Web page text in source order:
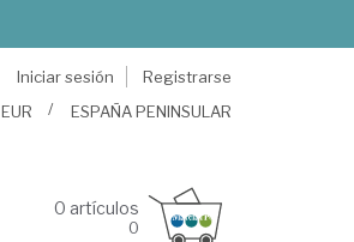
Iniciar sesión
Registrarse
EUR ESPAÑA PENINSULAR
0 artículos
0